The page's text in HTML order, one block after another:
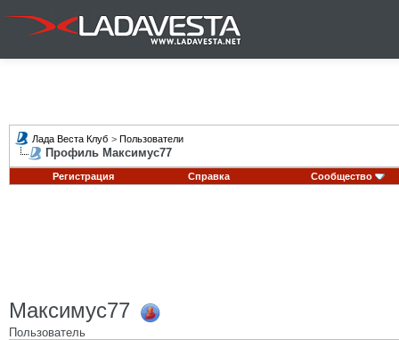
Лада Веста Клуб > Пользователи
Профиль Максимус77
Регистрация Справка Сообщество
Максимус77
Пользователь